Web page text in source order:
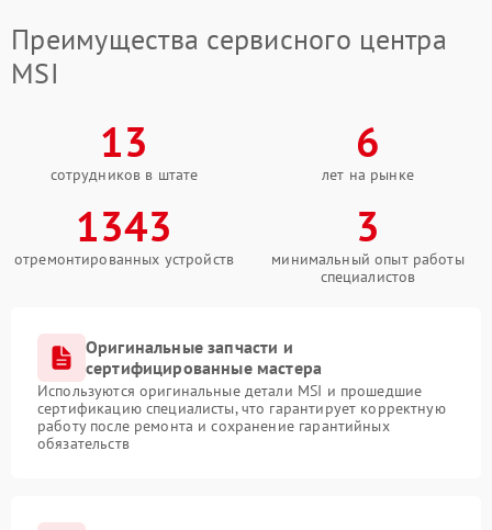
Преимущества сервисного центра
MSI
13
сотрудников в штате
6
лет на рынке
1343
отремонтированных устройств
3
минимальный опыт работы
специалистов
Оригинальные запчасти и
сертифицированные мастера
Используются оригинальные детали MSI и прошедшие
сертификацию специалисты, что гарантирует корректную
работу после ремонта и сохранение гарантийных
обязательств